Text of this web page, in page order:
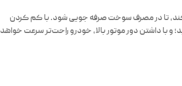
تا در مصرف سوخت صرفه جویی شود. با کم کردن
و با داشتن دور موتور بالا، خودرو راحت‌تر سرعت خواهد